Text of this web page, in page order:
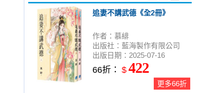
追妻不講武德《全2冊》
作者：慕緋
出版社：藍海製作有限公司
出版日期：2025-07-16
66折： $ 422
更多66折